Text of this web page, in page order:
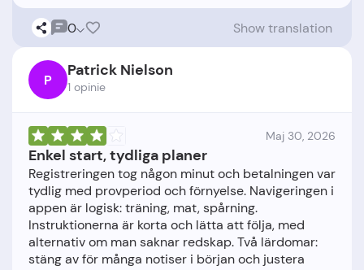
0 Show translation
P Patrick Nielson
1 opinie
Maj 30, 2026
Enkel start, tydliga planer
Registreringen tog någon minut och betalningen var
tydlig med provperiod och förnyelse. Navigeringen i
appen är logisk: träning, mat, spårning.
Instruktionerna är korta och lätta att följa, med
alternativ om man saknar redskap. Två lärdomar:
stäng av för många notiser i början och justera